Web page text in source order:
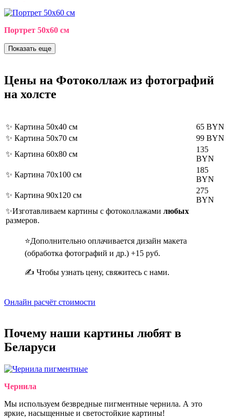
Портрет 50x60 см
Показать еще
Цены на Фотоколлаж из фотографий
на холсте
✨ Картина 50x40 см
65 BYN
✨ Картина 50x70 см
99 BYN
✨ Картина 60x80 см
135
BYN
✨ Картина 70x100 см
185
BYN
✨ Картина 90x120 см
275
BYN
✨Изготавливаем картины с фотоколлажами любых
размеров.
⭐Дополнительно оплачивается дизайн макета
(обработка фотографий и др.) +15 руб.
✍ Чтобы узнать цену, свяжитесь с нами.
Онлайн расчёт стоимости
Почему наши картины любят в
Беларуси
Чернила
Мы используем безвредные пигментные чернила. А это
яркие, насыщенные и светостойкие картины!